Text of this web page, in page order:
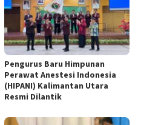
Pengurus Baru Himpunan
Perawat Anestesi Indonesia
(HIPANI) Kalimantan Utara
Resmi Dilantik